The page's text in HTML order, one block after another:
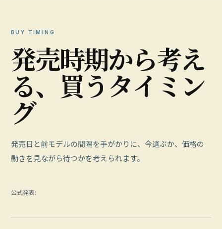
BUY TIMING
発売時期から考え
る、 買うタイ ミ ン
グ
発売日と前モデルの間隔を手がかりに、今選ぶか、価格の
動きを見ながら待つかを考えられます。
公式発表: